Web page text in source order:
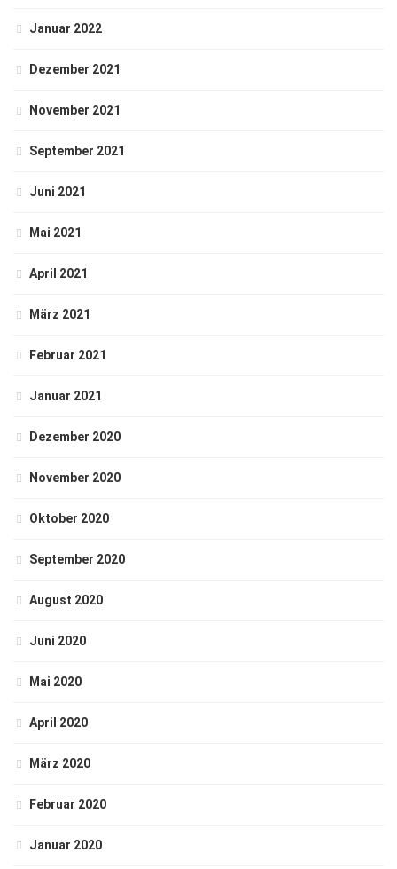
Januar 2022
Dezember 2021
November 2021
September 2021
Juni 2021
Mai 2021
April 2021
März 2021
Februar 2021
Januar 2021
Dezember 2020
November 2020
Oktober 2020
September 2020
August 2020
Juni 2020
Mai 2020
April 2020
März 2020
Februar 2020
Januar 2020